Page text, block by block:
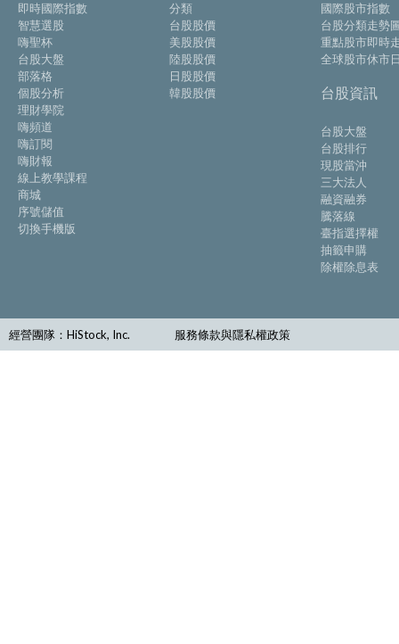
即時國際指數
智慧選股
嗨聖杯
台股大盤
部落格
個股分析
理財學院
嗨頻道
嗨訂閱
嗨財報
線上教學課程
商城
序號儲值
切換手機版
分類
台股股價
美股股價
陸股股價
日股股價
韓股股價
國際股市指數
台股分類走勢
重點股市即時
全球股市休市
台股資訊
台股大盤
台股排行
現股當沖
三大法人
融資融券
騰落線
臺指選擇權
抽籤申購
除權除息表
經營團隊：HiStock, Inc. 服務條款與隱私權政策